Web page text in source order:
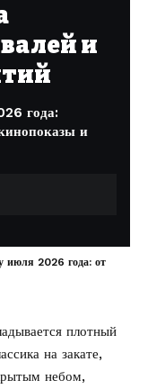
и
года:
и
июля 2026 года: от
плотный
на закате,
небом,